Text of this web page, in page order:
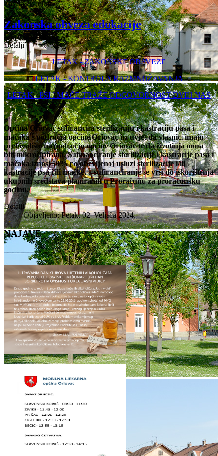
Zaštita životinja
Zakonska obveza edukacije
Detalji
LETAK - ZAKONSKE OBAVEZE
LETAK - KONTROLA RAZMNOŽAVANJA
LETAK - PSI I MAČE TRAŽE ODGOVORNOST DVIH NAS
Općina Oriovac sufinancira sterilizaciju i kastraciju pasa i
mačaka s područja općine Oriovac uz uvjet da vlasnici imaju
prebivalište na području općine Oriovac te da životinja mora
biti mikročipirana. Sufinanciranje sterilizacije i kastracije pasa i
mačaka iznosi 50% po obavljenoj usluzi sterilizacije i/ili
kastracije psa i/ili mačke, a sufinanciranje se vrši do iskorištenja
ukupnih sredstava planiranih u Proračunu za proračunsku
godinu.
Detalji
Objavljeno: Petak, 02. Veljača 2024.
NAJAVE